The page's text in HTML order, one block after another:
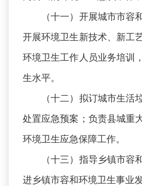
（十一）开展城市市容和
开展环境卫生新技术、新工
环境卫生工作人员业务培训
生水平。
（十二）拟订城市生活
处置应急预案；负责县城重
环境卫生应急保障工作。
（十三）指导乡镇市容和
进乡镇市容和环境卫生事业发